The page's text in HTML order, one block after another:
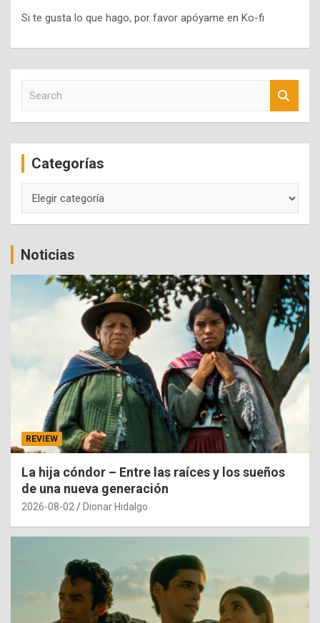
Si te gusta lo que hago, por favor apóyame en Ko-fi
c
Categorías
Noticias
REVIEW
La hija cóndor – Entre las raíces y los sueños
de una nueva generación
2026-08-02 Dionar Hidalgo